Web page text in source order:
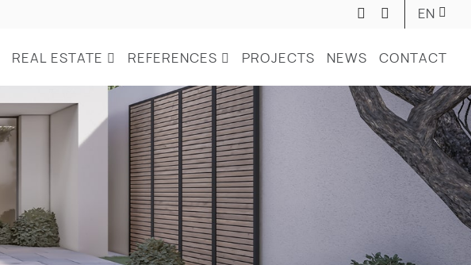
EN
REAL ESTATE REFERENCES PROJECTS NEWS CONTACT